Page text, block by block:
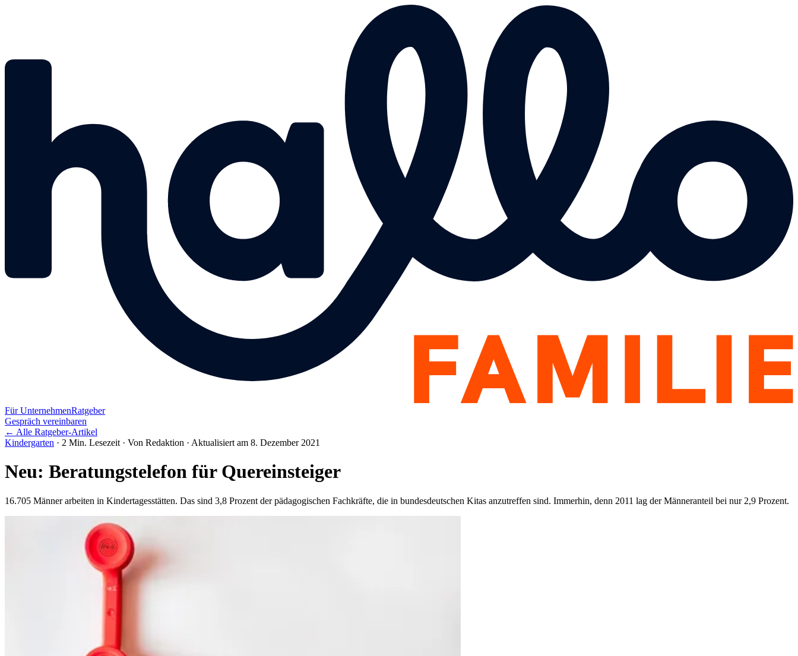
Für UnternehmenRatgeber
Gespräch vereinbaren
← Alle Ratgeber-Artikel
Kindergarten · 2 Min. Lesezeit · Von Redaktion · Aktualisiert am 8. Dezember 2021
Neu: Beratungstelefon für Quereinsteiger
16.705 Männer arbeiten in Kindertagesstätten. Das sind 3,8 Prozent der pädagogischen Fachkräfte, die in bundesdeutschen Kitas anzutreffen sind. Immerhin, denn 2011 lag der Männeranteil bei nur 2,9 Prozent.